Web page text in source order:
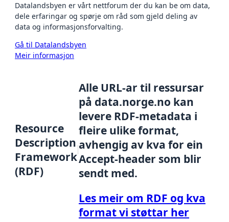
Datalandsbyen er vårt nettforum der du kan be om data,
dele erfaringar og spørje om råd som gjeld deling av
data og informasjonsforvalting.
Gå til Datalandsbyen
Meir informasjon
Resource
Description
Framework
(RDF)
Alle URL-ar til ressursar
på data.norge.no kan
levere RDF-metadata i
fleire ulike format,
avhengig av kva for ein
Accept-header som blir
sendt med.
Les meir om RDF og kva
format vi støttar her